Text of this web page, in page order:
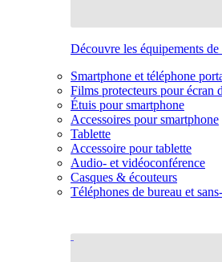
Découvre les équipements
Smartphone et téléphone
Films protecteurs pour écran
Étuis pour smartphone
Accessoires pour smartphone
Tablette
Accessoire pour tablette
Audio- et vidéoconférence
Casques & écouteurs
Téléphones de bureau et